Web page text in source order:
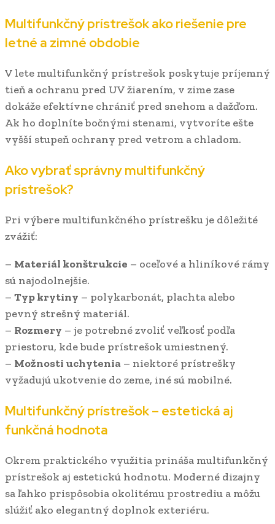
Multifunkčný prístrešok ako riešenie pre
letné a zimné obdobie
V lete multifunkčný prístrešok poskytuje príjemný
tieň a ochranu pred UV žiarením, v zime zase
dokáže efektívne chrániť pred snehom a dažďom.
Ak ho doplníte bočnými stenami, vytvoríte ešte
vyšší stupeň ochrany pred vetrom a chladom.
Ako vybrať správny multifunkčný
prístrešok?
Pri výbere multifunkčného prístrešku je dôležité
zvážiť:
– Materiál konštrukcie – oceľové a hliníkové rámy
sú najodolnejšie.
– Typ krytiny – polykarbonát, plachta alebo
pevný strešný materiál.
– Rozmery – je potrebné zvoliť veľkosť podľa
priestoru, kde bude prístrešok umiestnený.
– Možnosti uchytenia – niektoré prístrešky
vyžadujú ukotvenie do zeme, iné sú mobilné.
Multifunkčný prístrešok – estetická aj
funkčná hodnota
Okrem praktického využitia prináša multifunkčný
prístrešok aj estetickú hodnotu. Moderné dizajny
sa ľahko prispôsobia okolitému prostrediu a môžu
slúžiť ako elegantný doplnok exteriéru.